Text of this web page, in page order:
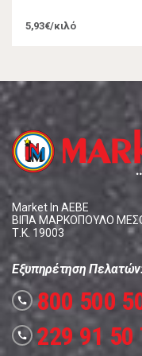
5,93€/κιλό
Market In ΑΕΒΕ
ΒΙΠΑ ΜΑΡΚΟΠΟΥΛΟ
Τ.Κ. 19003
Εξυπηρέτηση
call 800 500
call 229 91 50